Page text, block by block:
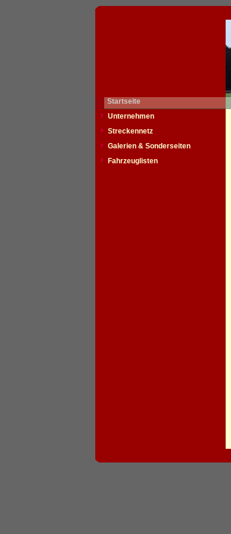
Startseite
Unternehmen
Streckennetz
Galerien & Sonderseiten
Fahrzeuglisten